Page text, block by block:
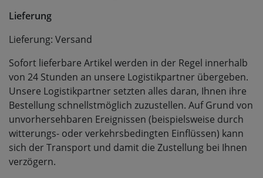
Lieferung
Lieferung: Versand
Sofort lieferbare Artikel werden in der Regel innerhalb
von 24 Stunden an unsere Logistikpartner übergeben.
Unsere Logistikpartner setzten alles daran, Ihnen ihre
Bestellung schnellstmöglich zuzustellen. Auf Grund von
unvorhersehbaren Ereignissen (beispielsweise durch
witterungs- oder verkehrsbedingten Einflüssen) kann
sich der Transport und damit die Zustellung bei Ihnen
verzögern.